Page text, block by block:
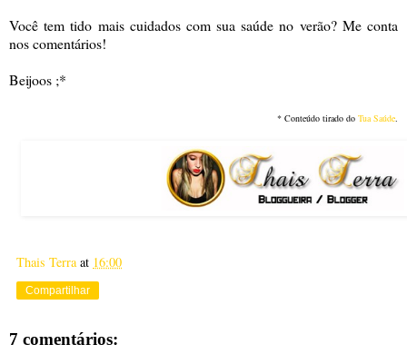
Você tem tido mais cuidados com sua saúde no verão? Me conta
nos comentários!
Beijoos ;*
* Conteúdo tirado do Tua Saúde.
Thais Terra at 16:00
Compartilhar
7 comentários: